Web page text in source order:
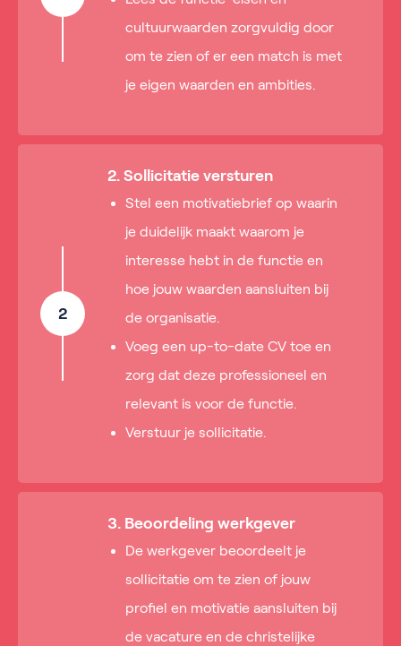
cultuurwaarden zorgvuldig door
om te zien of er een match is met
je eigen waarden en ambities.
2
2. Sollicitatie versturen
Stel een motivatiebrief op waarin
je duidelijk maakt waarom je
interesse hebt in de functie en
hoe jouw waarden aansluiten bij
de organisatie.
Voeg een up-to-date CV toe en
zorg dat deze professioneel en
relevant is voor de functie.
Verstuur je sollicitatie.
3. Beoordeling werkgever
De werkgever beoordeelt je
sollicitatie om te zien of jouw
profiel en motivatie aansluiten bij
de vacature en de christelijke